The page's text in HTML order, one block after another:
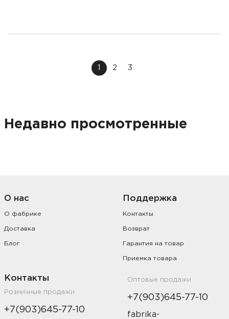
2 3
Недавно просмотренные
О нас
О фабрике
Доставка
Блог
Поддержка
Контакты
Возврат
Гарантия на товар
Приемка товара
Контакты
Розничные продажи
+7(903)645-77-10
Оптовые продажи
+7(903)645-77-10
fabrika-